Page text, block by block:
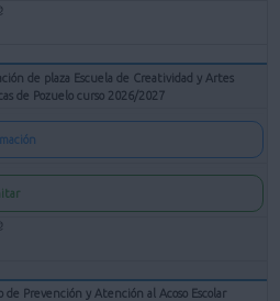
de plaza Escuela de Creatividad y Artes
de Pozuelo curso 2026/2027
de Prevención y Atención al Acoso Escolar